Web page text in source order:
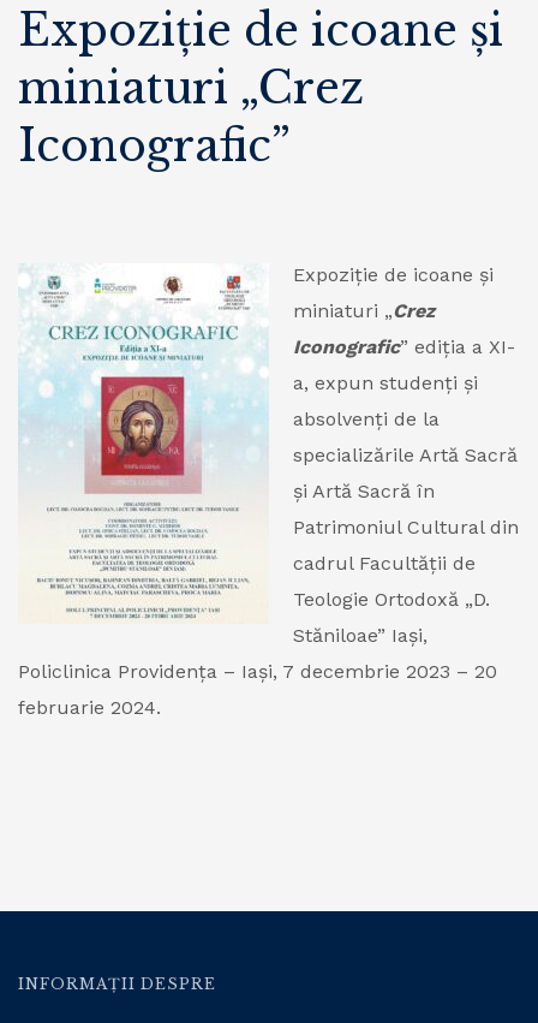
Expoziţie de icoane şi
miniaturi „Crez
Iconografic”
Expoziţie de icoane şi
miniaturi „Crez
Iconografic” ediția a XI-
a, expun studenţi şi
absolvenţi de la
specializările Artă Sacră
şi Artă Sacră în
Patrimoniul Cultural din
cadrul Facultăţii de
Teologie Ortodoxă „D.
Stăniloae” Iaşi,
Policlinica Providenţa – Iaşi, 7 decembrie 2023 – 20
februarie 2024.
INFORMAȚII DESPRE